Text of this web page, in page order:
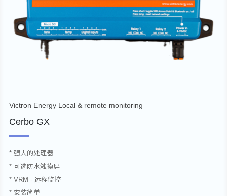
Victron Energy Local & remote monitoring
Cerbo GX
* 强大的处理器
* 可选防水触摸屏
* VRM - 远程监控
* 安装简单